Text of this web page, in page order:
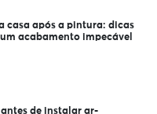
casa após a pintura: dicas
acabamento impecável
de instalar ar-